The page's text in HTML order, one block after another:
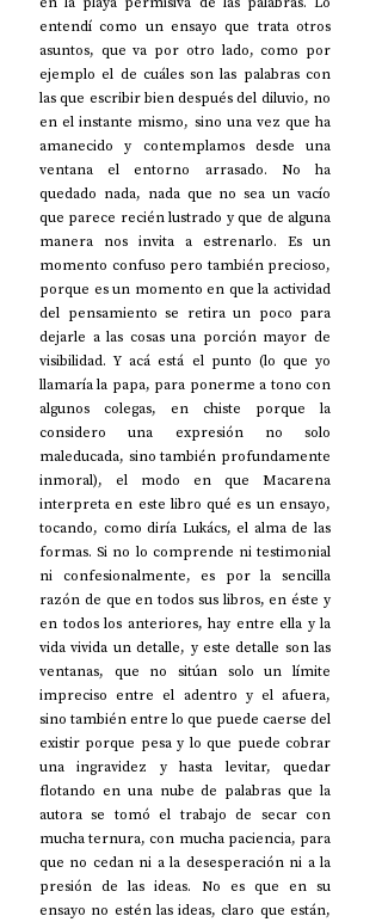
entendí como un ensayo que trata otros
asuntos, que va por otro lado, como por
ejemplo el de cuáles son las palabras con
las que escribir bien después del diluvio, no
en el instante mismo, sino una vez que ha
amanecido y contemplamos desde una
ventana el entorno arrasado. No ha
quedado nada, nada que no sea un vacío
que parece recién lustrado y que de alguna
manera nos invita a estrenarlo. Es un
momento confuso pero también precioso,
porque es un momento en que la actividad
del pensamiento se retira un poco para
dejarle a las cosas una porción mayor de
visibilidad. Y acá está el punto (lo que yo
llamaría la papa, para ponerme a tono con
algunos colegas, en chiste porque la
considero una expresión no solo
maleducada, sino también profundamente
inmoral), el modo en que Macarena
interpreta en este libro qué es un ensayo,
tocando, como diría Lukács, el alma de las
formas. Si no lo comprende ni testimonial
ni confesionalmente, es por la sencilla
razón de que en todos sus libros, en éste y
en todos los anteriores, hay entre ella y la
vida vivida un detalle, y este detalle son las
ventanas, que no sitúan solo un límite
impreciso entre el adentro y el afuera,
sino también entre lo que puede caerse del
existir porque pesa y lo que puede cobrar
una ingravidez y hasta levitar, quedar
flotando en una nube de palabras que la
autora se tomó el trabajo de secar con
mucha ternura, con mucha paciencia, para
que no cedan ni a la desesperación ni a la
presión de las ideas. No es que en su
ensayo no estén las ideas, claro que están,